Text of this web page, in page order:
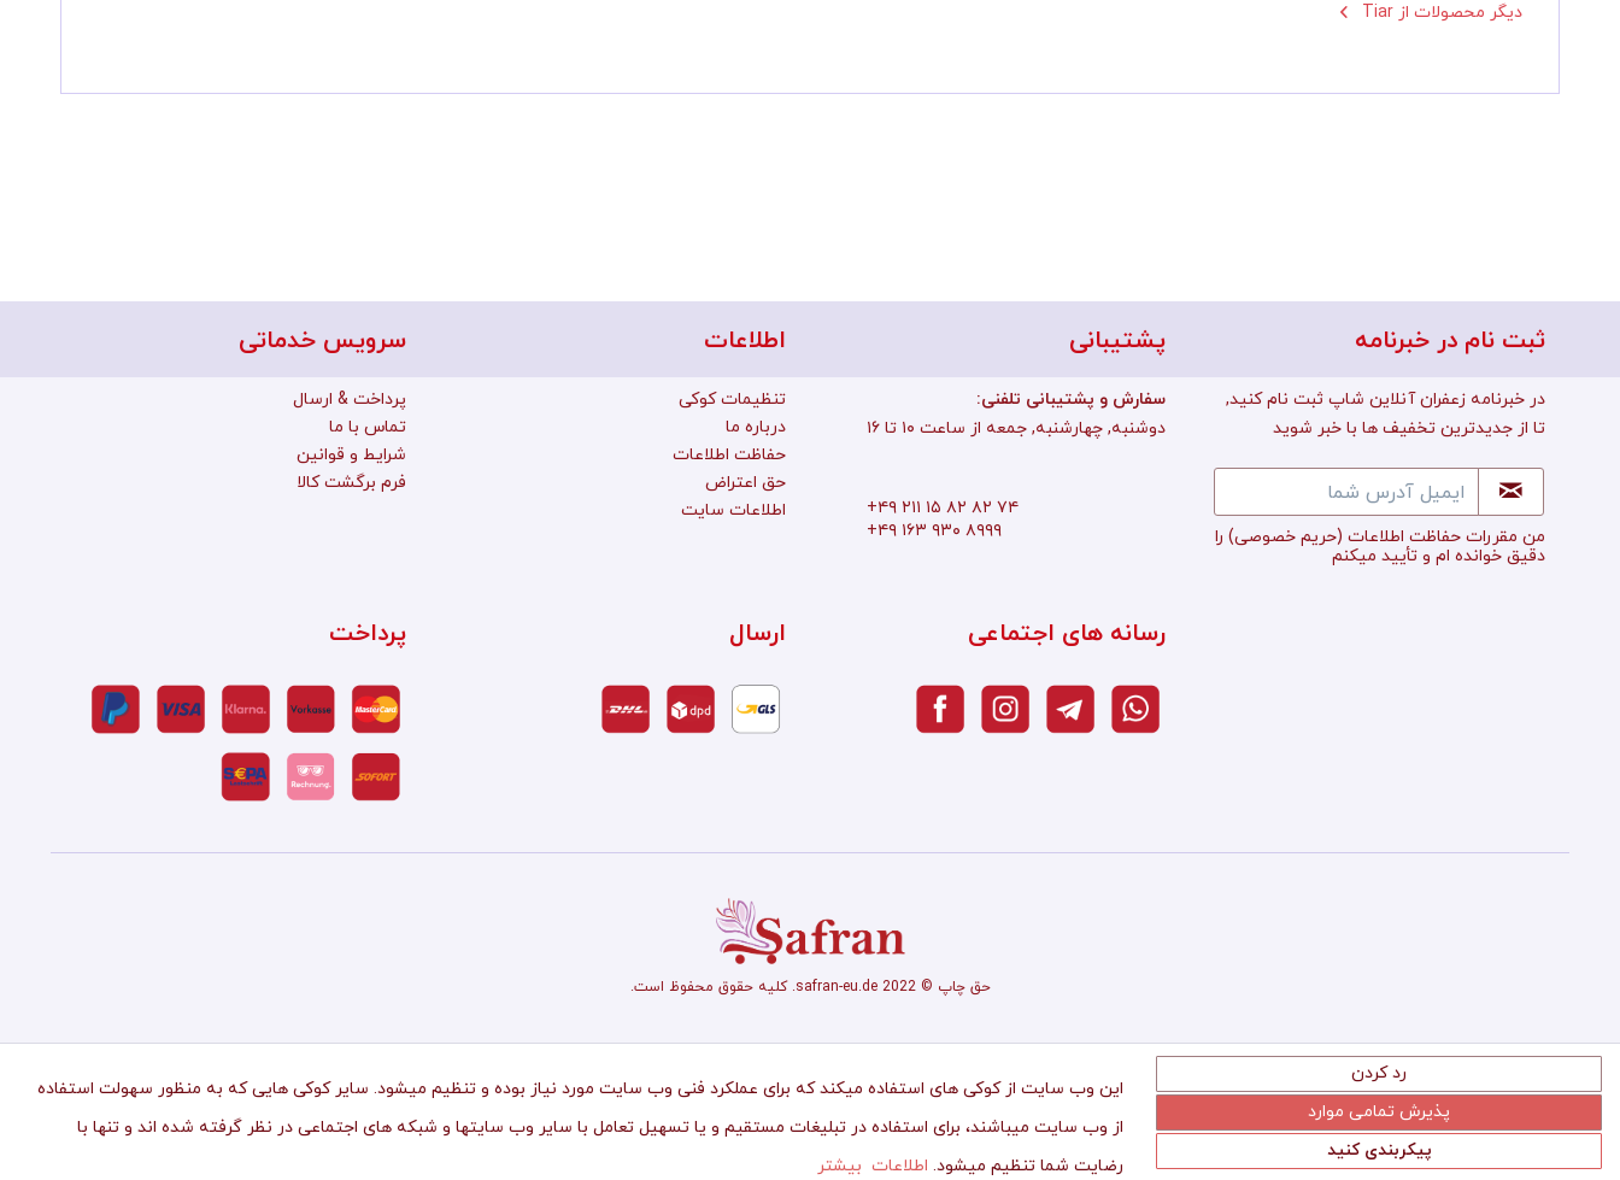
Tiar دیگر محصولات از
سرویس خدماتی
پرداخت & ارسال
تماس با ما
شرایط و قوانین
فرم برگشت کالا
اطلاعات
تنظیمات کوکی
درباره ما
حفاظت اطلاعات
حق اعتراض
اطلاعات سایت
پشتیبانی
:سفارش و پشتیبانی تلفنی
دوشنبه, چهارشنبه, جمعه از ساعت ۱۰ تا ۱۶
+۴۹ ۲۱۱ ۱۵ ۸۲ ۸۲ ۷۴
+۴۹ ۱۶۳ ۹۳۰ ۸۹۹۹
ثبت نام در خبرنامه
در خبرنامه زعفران آنلاین شاپ ثبت نام کنید,
تا از جدیدترین تخفیف ها با خبر شوید
من مقررات حفاظت اطلاعات (حریم خصوصی) را
دقیق خوانده ام و تأييد میکنم
پرداخت ارسال رسانه های اجتماعی
حق چاپ © safran-eu.de 2022. کلیه حقوق محفوظ است.
این وب سایت از کوکی های استفاده میکند که برای عملکرد فنی وب سایت مورد نیاز بوده و تنظیم میشود. سایر کوکی هایی که به منظور سهولت استفاده
از وب سایت میباشند، برای استفاده در تبلیغات مستقیم و یا تسهیل تعامل با سایر وب سایتها و شبکه های اجتماعی در نظر گرفته شده اند و تنها با
رضایت شما تنظیم میشود. اطلاعات بیشتر
رد کردن
پذیرش تمامی موارد
پیکربندی کنید